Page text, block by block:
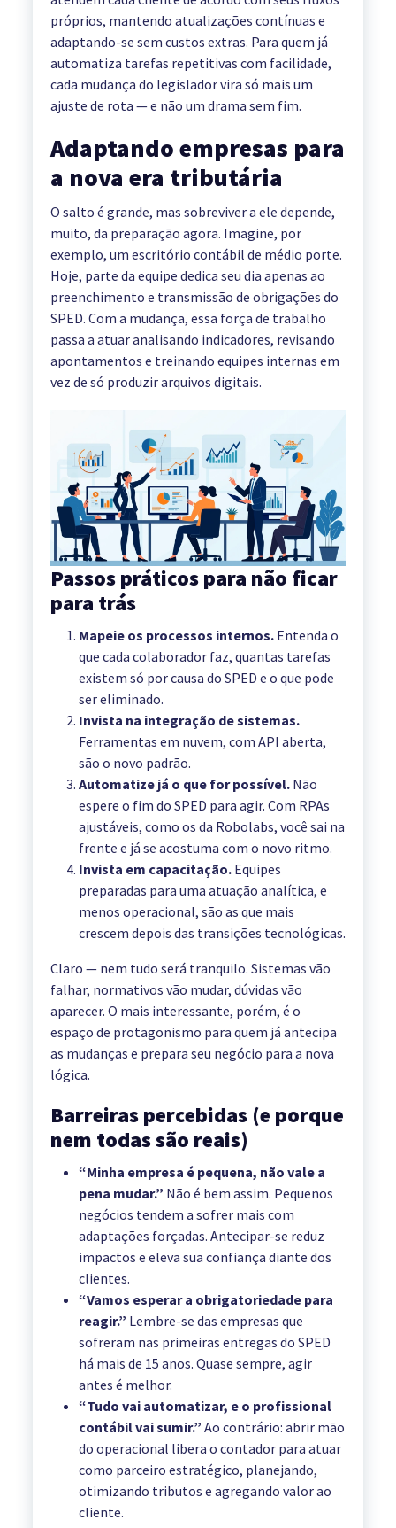
próprios, mantendo atualizações contínuas e
adaptando-se sem custos extras. Para quem já
automatiza tarefas repetitivas com facilidade,
cada mudança do legislador vira só mais um
ajuste de rota — e não um drama sem fim.
Adaptando empresas para
a nova era tributária
O salto é grande, mas sobreviver a ele depende,
muito, da preparação agora. Imagine, por
exemplo, um escritório contábil de médio porte.
Hoje, parte da equipe dedica seu dia apenas ao
preenchimento e transmissão de obrigações do
SPED. Com a mudança, essa força de trabalho
passa a atuar analisando indicadores, revisando
apontamentos e treinando equipes internas em
vez de só produzir arquivos digitais.
Passos práticos para não ficar
para trás
Mapeie os processos internos.Entenda o
que cada colaborador faz, quantas tarefas
existem só por causa do SPED e o que pode
ser eliminado.
Invista na integração de sistemas.
Ferramentas em nuvem, com API aberta,
são o novo padrão.
Automatize já o que for possível.Não
espere o fim do SPED para agir. Com RPAs
ajustáveis, como os da Robolabs, você sai na
frente e já se acostuma com o novo ritmo.
Invista em capacitação.Equipes
preparadas para uma atuação analítica, e
menos operacional, são as que mais
crescem depois das transições tecnológicas.
Claro — nem tudo será tranquilo. Sistemas vão
falhar, normativos vão mudar, dúvidas vão
aparecer. O mais interessante, porém, é o
espaço de protagonismo para quem já antecipa
as mudanças e prepara seu negócio para a nova
lógica.
Barreiras percebidas (e porque
nem todas são reais)
“Minha empresa é pequena, não vale a
pena mudar.” Não é bem assim. Pequenos
negócios tendem a sofrer mais com
adaptações forçadas. Antecipar-se reduz
impactos e eleva sua confiança diante dos
clientes.
“Vamos esperar a obrigatoriedade para
reagir.” Lembre-se das empresas que
sofreram nas primeiras entregas do SPED
há mais de 15 anos. Quase sempre, agir
antes é melhor.
“Tudo vai automatizar, e o profissional
contábil vai sumir.” Ao contrário: abrir mão
do operacional libera o contador para atuar
como parceiro estratégico, planejando,
otimizando tributos e agregando valor ao
cliente.